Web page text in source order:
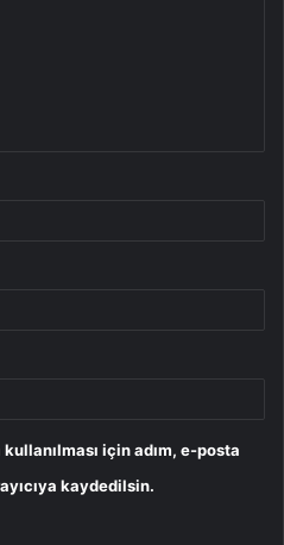
için adım, e-posta
kaydedilsin.